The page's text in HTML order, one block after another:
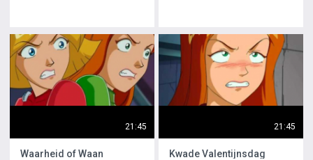
21:45
Waarheid of Waan
21:45
Kwade Valentijnsdag